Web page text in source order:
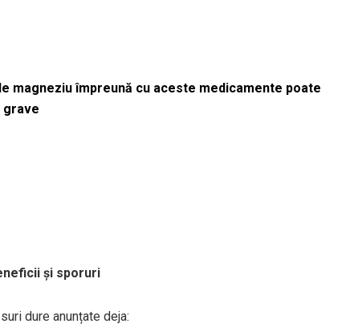
magneziu împreună cu aceste medicamente poate
grave
și sporuri
dure anunțate deja: